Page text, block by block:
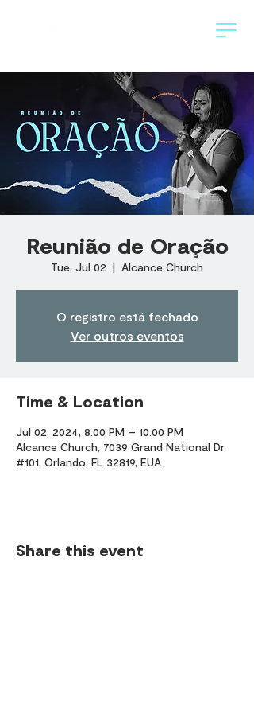
Reunião de Oração
Tue, Jul 02
  |
Alcance Church
O registro está fechado
Ver outros eventos
Time & Location
Jul 02, 2024, 8:00 PM – 10:00 PM
Alcance Church, 7039 Grand National Dr
#101, Orlando, FL 32819, EUA
Share this event